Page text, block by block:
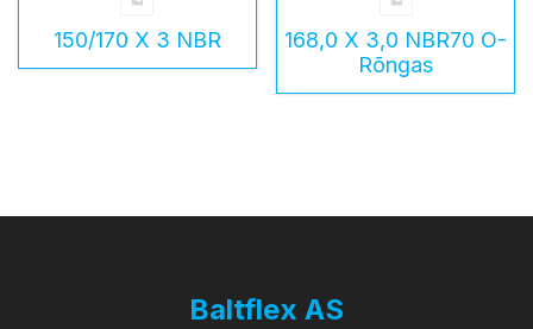
150/170 X 3 NBR
168,0 X 3,0 NBR70 O-
Rõngas
Baltflex AS